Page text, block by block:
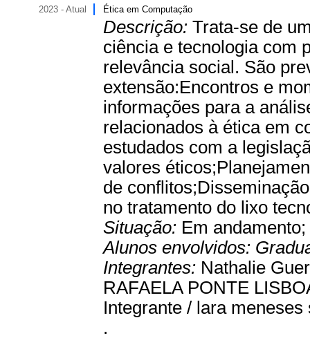
2023 - Atual Ética em Computação
Descrição: Trata-se de
ciência e tecnologia com
relevância social. São
extensão:Encontros e
informações para a
relacionados à ética em
estudados com a
valores
de
no tratamento do lixo
Situação: Em andamento;
Alunos envolvidos:
Integrantes: Nathalie
RAFAELA PONTE
Integrante / lara
.